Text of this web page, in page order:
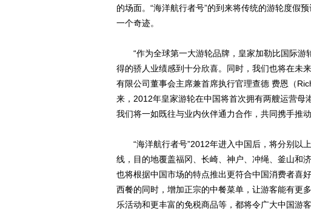
的场面。“海洋航行者号”的到来将传统的游轮度假
一个奇迹。
“作为全球第一大游轮品牌，皇家加勒比国际游
得的骄人业绩感到十分欣喜。同时，我们也将在未
有限公司董事会主席兼首席执行官理查德 费恩（
来，2012年皇家游轮在中国将首次拥有两艘运营母
我们将一如既往与业内伙伴通力合作，共同携手推
“海洋航行者号”2012年进入中国后，将分别以
线，目的地覆盖福冈、长崎、神户、冲绳、釜山和
也将根据中国市场的特点推出更符合中国消费者喜
西餐的同时，增加正宗的中餐菜单，让游客能有更
乐活动和更丰富的免税商品等，都将令广大中国游